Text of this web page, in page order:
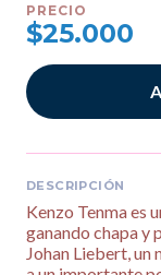
PRECIO
$25.000
DESCRIPCIÓN
Kenzo Tenma es
ganando chapa y
Johan Liebert, un